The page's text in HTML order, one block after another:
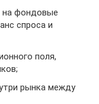
на фондовые
спроса и
поля,
рынка между